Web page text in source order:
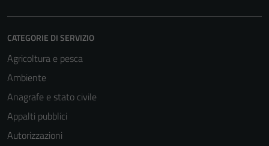
CATEGORIE DI SERVIZIO
Agricoltura e pesca
Ambiente
Anagrafe e stato civile
Appalti pubblici
Autorizzazioni